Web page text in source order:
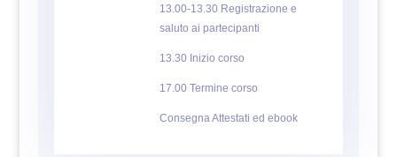
13.00-13.30 Registrazione e
saluto ai partecipanti
13.30 Inizio corso
17.00 Termine corso
Consegna Attestati ed ebook